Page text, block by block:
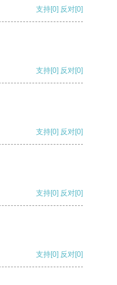
支持[0] 反对[0]
支持[0] 反对[0]
支持[0] 反对[0]
支持[0] 反对[0]
支持[0] 反对[0]